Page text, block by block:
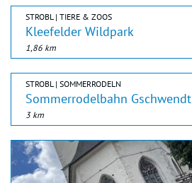
STROBL | TIERE & ZOOS
Kleefelder Wildpark
1,86 km
STROBL | SOMMERRODELN
Sommerrodelbahn Gschwendt
3 km